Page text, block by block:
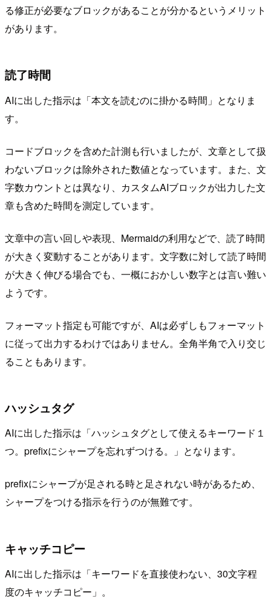
る修正が必要なブロックがあることが分かるというメリット
があります。
読了時間
AIに出した指示は「本文を読むのに掛かる時間」となりま
す。
コードブロックを含めた計測も行いましたが、文章として扱
わないブロックは除外された数値となっています。また、文
字数カウントとは異なり、カスタムAIブロックが出力した文
章も含めた時間を測定しています。
文章中の言い回しや表現、Mermaidの利用などで、読了時間
が大きく変動することがあります。文字数に対して読了時間
が大きく伸びる場合でも、一概におかしい数字とは言い難い
ようです。
フォーマット指定も可能ですが、AIは必ずしもフォーマット
に従って出力するわけではありません。全角半角で入り交じ
ることもあります。
ハッシュタグ
AIに出した指示は「ハッシュタグとして使えるキーワード１
つ。prefixにシャープを忘れずつける。」となります。
prefixにシャープが足される時と足されない時があるため、
シャープをつける指示を行うのが無難です。
キャッチコピー
AIに出した指示は「キーワードを直接使わない、30文字程
度のキャッチコピー」。